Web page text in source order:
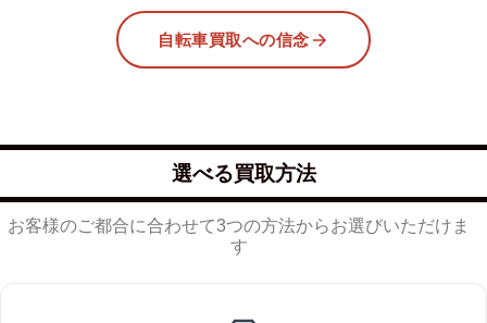
自転車買取への信念
選べる買取方法
お客様のご都合に合わせて3つの方法からお選びいただけま
す